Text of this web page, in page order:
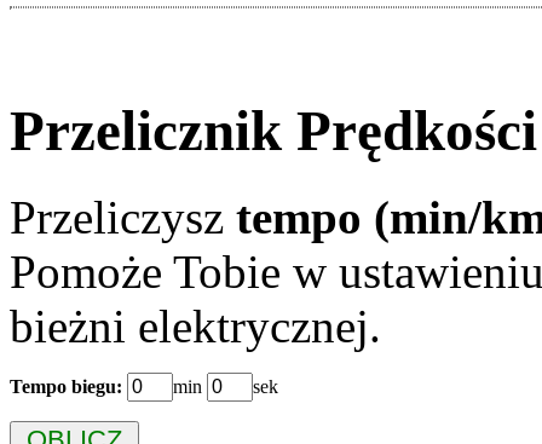
Przelicznik
Przeliczysz tempo (min/
Pomoże Tobie w
bieżni elektrycznej.
Tempo biegu: min sek